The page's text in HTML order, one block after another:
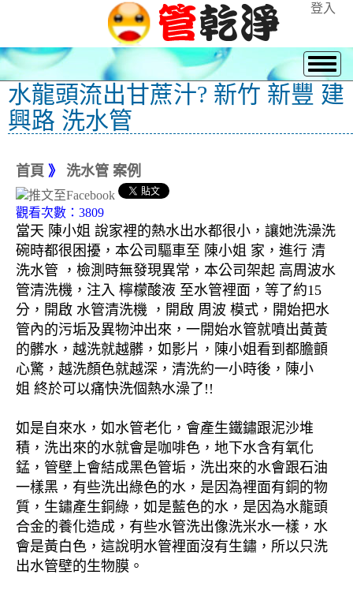
登入
水龍頭流出甘蔗汁? 新竹 新豐 建
興路 洗水管
首頁 》 洗水管 案例
觀看次數：3809
當天 陳小姐 說家裡的熱水出水都很小，讓她洗澡洗
碗時都很困擾，本公司驅車至 陳小姐 家，進行 清
洗水管 ，檢測時無發現異常，本公司架起 高周波水
管清洗機，注入 檸檬酸液 至水管裡面，等了約15
分，開啟 水管清洗機 ，開啟 周波 模式，開始把水
管內的污垢及異物沖出來，一開始水管就噴出黃黃
的髒水，越洗就越髒，如影片，陳小姐看到都膽顫
心驚，越洗顏色就越深，清洗約一小時後，陳小
姐 終於可以痛快洗個熱水澡了!!
如是自來水，如水管老化，會產生鐵鏽跟泥沙堆
積，洗出來的水就會是咖啡色，地下水含有氧化
錳，管壁上會結成黑色管垢，洗出來的水會跟石油
一樣黑，有些洗出綠色的水，是因為裡面有銅的物
質，生鏽產生銅綠，如是藍色的水，是因為水龍頭
合金的養化造成，有些水管洗出像洗米水一樣，水
會是黃白色，這說明水管裡面沒有生鏽，所以只洗
出水管壁的生物膜。